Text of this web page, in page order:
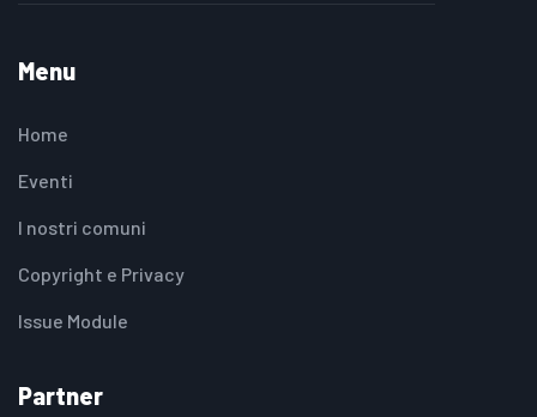
Menu
Home
Eventi
I nostri comuni
Copyright e Privacy
Issue Module
Partner